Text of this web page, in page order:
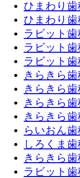
ひまわり歯
ひまわり歯
ラビット歯
ラビット歯
ラビット歯
きらきら
きらきら
きらきら
きらきら
らいおん
しろくま
きらきら
ラビット歯